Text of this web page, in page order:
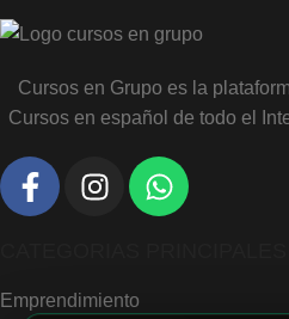
Cursos en Grupo es la
Cursos en español de todo el
Emprendimiento